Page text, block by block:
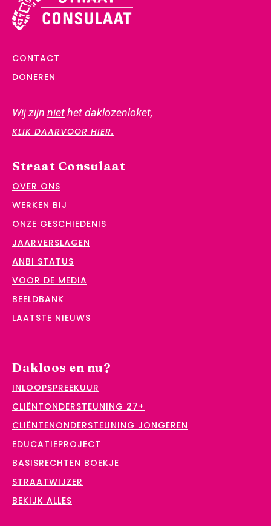
CONTACT
DONEREN
Wij zijn niethet daklozenloket,
KLIK DAARVOOR HIER.
Straat Consulaat
OVER ONS
WERKEN BIJ
ONZE GESCHIEDENIS
JAARVERSLAGEN
ANBI STATUS
VOOR DE MEDIA
BEELDBANK
LAATSTE NIEUWS
Dakloos en nu?
INLOOPSPREEKUUR
CLIËNTONDERSTEUNING 27+
CLIËNTENONDERSTEUNING JONGEREN
EDUCATIEPROJECT
BASISRECHTEN BOEKJE
STRAATWIJZER
BEKIJK ALLES